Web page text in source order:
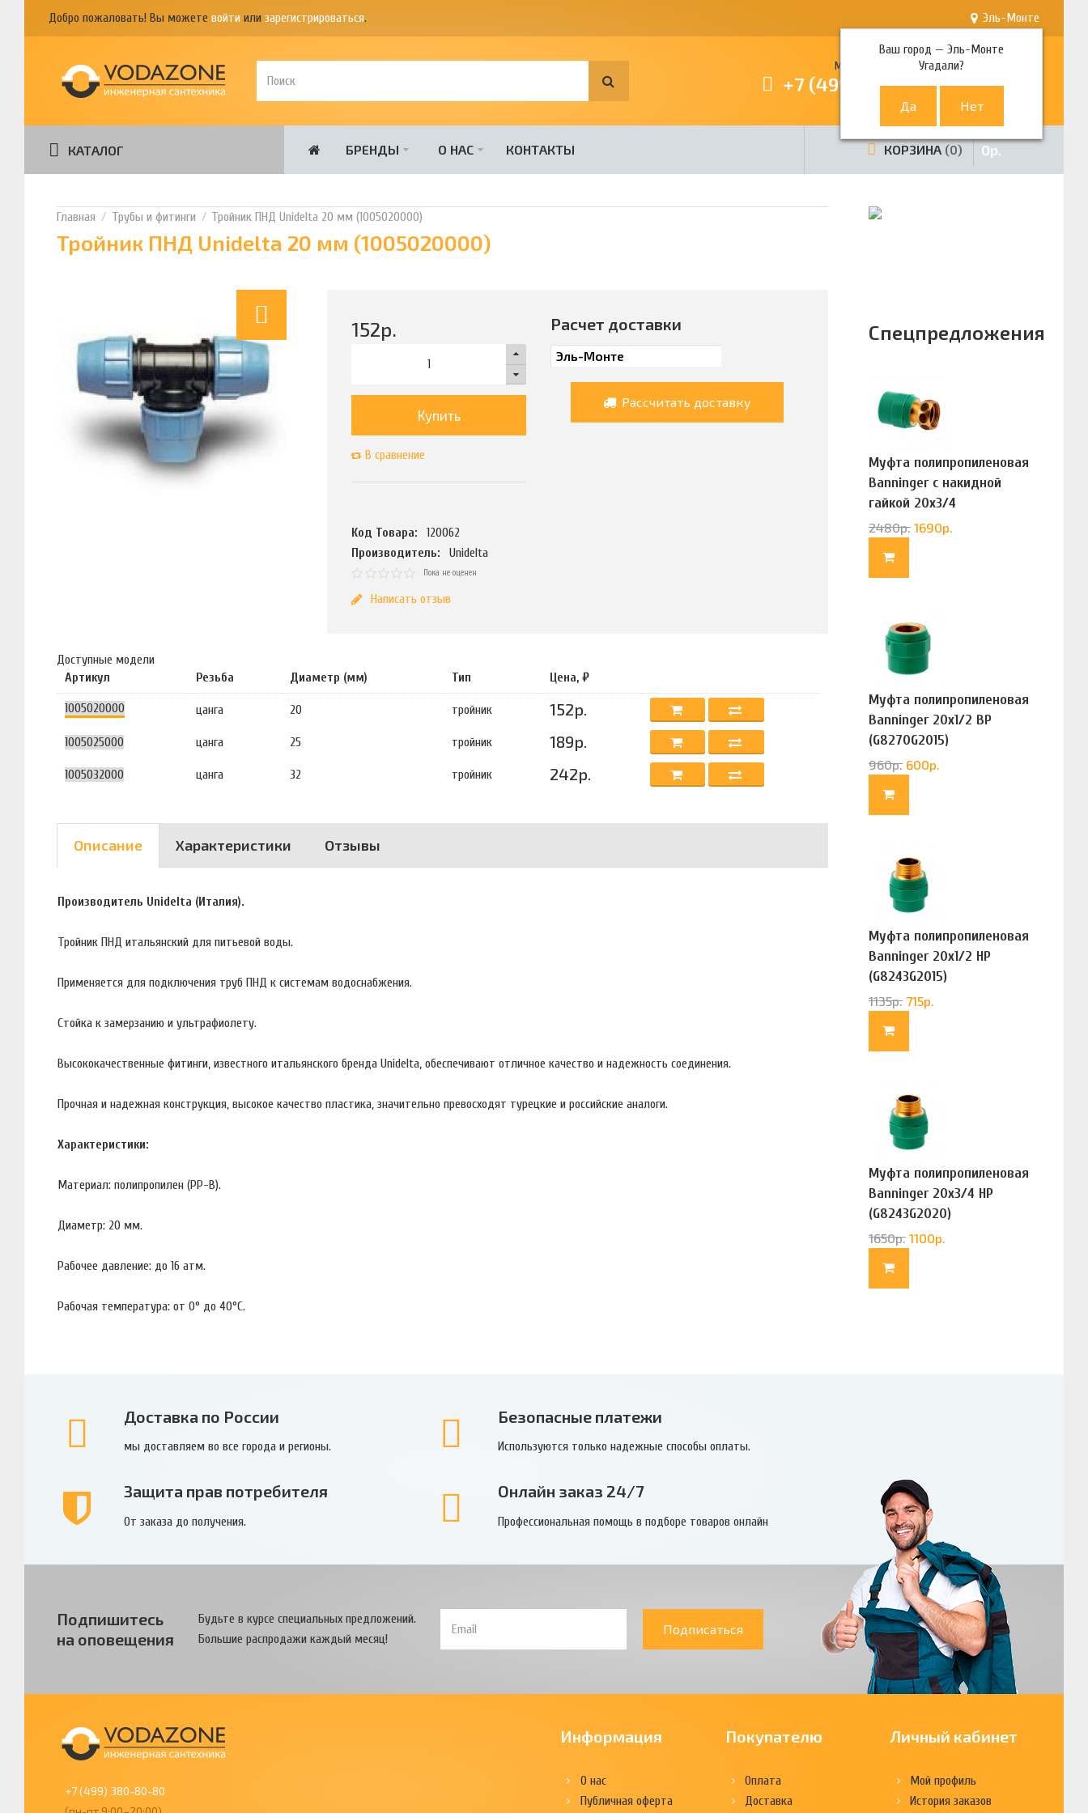
Добро пожаловать! Вы можете войти или зарегистрироваться. Эль-Монте
Ваш город —Эль-Монте
Угадали?
Многоканальный телефон
+7 (499) 380-80-80
КАТАЛОГ БРЕНДЫ О НАС КОНТАКТЫ КОРЗИНА 0 0р.
Трубы и фитинги Тройник ПНД Unidelta 20 мм (1005020000)
Тройник ПНД Unidelta 20 мм (1005020000)
152р.
Купить
В сравнение
Код Товара:
120062
Производитель:
Unidelta
Пока не оценен
Написать отзыв
Расчет доставки
Рассчитать доставку
Доступные модели
Артикул
Резьба Диаметр (мм) Тип Цена, ₽
1005020000 цанга 20 тройник 152р.
1005025000 цанга 25 тройник 189р.
1005032000 цанга 32 тройник 242р.
Описание Характеристики Отзывы
Производитель Unidelta (Италия).
Тройник ПНД итальянский для питьевой воды.
Применяется для подключения труб ПНД к системам водоснабжения.
Стойка к замерзанию и ультрафиолету.
Высококачественные фитинги, известного итальянского бренда Unidelta, обеспечивают отличное качество и надежность соединения.
Прочная и надежная конструкция, высокое качество пластика, значительно превосходят турецкие и российские аналоги.
Характеристики:
Материал: полипропилен (PP-B).
Диаметр: 20 мм.
Рабочее давление: до 16 атм.
Рабочая температура: от 0° до 40°С.
Спецпредложения
Муфта полипропиленовая
Banninger с накидной
гайкой 20х3/4
(G83322020)
2480р. 1690р.
Муфта полипропиленовая
Banninger 20х1/2 ВР
(G8270G2015)
960р. 600р.
Муфта полипропиленовая
Banninger 20х1/2 НР
(G8243G2015)
1135р. 715р.
Муфта полипропиленовая
Banninger 20х3/4 НР
(G8243G2020)
1650р. 1100р.
Доставка по России
мы доставляем во все города и регионы.
Безопасные платежи
Используются только надежные способы оплаты.
Защита прав потребителя
От заказа до получения.
Онлайн заказ 24/7
Профессиональная помощь в подборе товаров онлайн
Подпишитесь
на оповещения
Будьте в курсе специальных предложений.
Большие распродажи каждый месяц!
Подписаться
+7 (499) 380-80-80
Информация
О нас
Публичная оферта
Покупателю
Оплата
Доставка
Личный кабинет
Мой профиль
История заказов